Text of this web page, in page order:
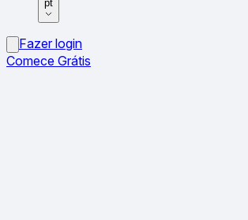
pt
Fazer login
Comece Grátis